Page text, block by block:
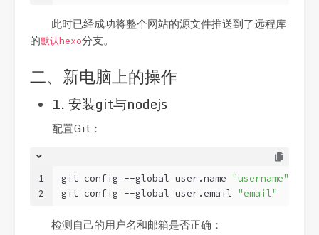
此时已经成功将整个网站的源文件推送到了远程库
的默认hexo分支。
二、新电脑上的操作
1. 安装git与nodejs
配置Git：
1
2
git config --global user.name "username"
git config --global user.email "email"
检测自己的用户名和邮箱是否正确：